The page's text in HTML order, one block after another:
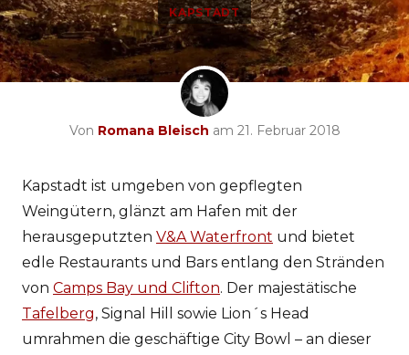
KAPSTADT
Von Romana Bleisch am 21. Februar 2018
Kapstadt ist umgeben von gepflegten
Weingütern, glänzt am Hafen mit der
herausgeputzten V&A Waterfront und bietet
edle Restaurants und Bars entlang den Stränden
von Camps Bay und Clifton. Der majestätische
Tafelberg, Signal Hill sowie Lion´s Head
umrahmen die geschäftige City Bowl – an dieser